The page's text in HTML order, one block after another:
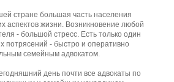
стране большая часть населения
аспектов жизни. Возникновение любой
- большой стресс. Есть только один
потрясений - быстро и оперативно
семейным адвокатом.
день почти все адвокаты по